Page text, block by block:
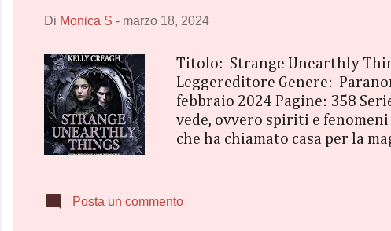
Di Monica S - marzo 18, 2024
Titolo: Strange Unearthly
Leggereditore Genere:
febbraio 2024 Pagine: 358
vede, ovvero spiriti e
che ha chiamato casa per la
bellezza devastante, ha la sua
Posta un commento